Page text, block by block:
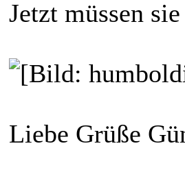
Jetzt müssen
Liebe Grüße